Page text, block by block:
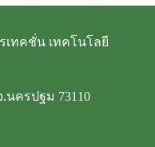
เทคชั่น เทคโนโลยี
นครปฐม 73110